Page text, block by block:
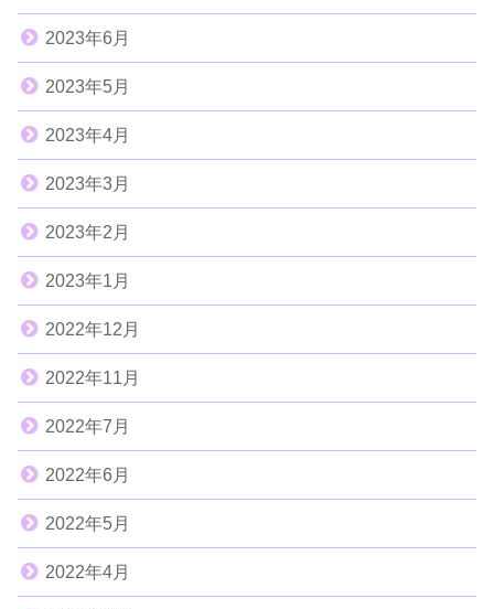
2023年6月
2023年5月
2023年4月
2023年3月
2023年2月
2023年1月
2022年12月
2022年11月
2022年7月
2022年6月
2022年5月
2022年4月